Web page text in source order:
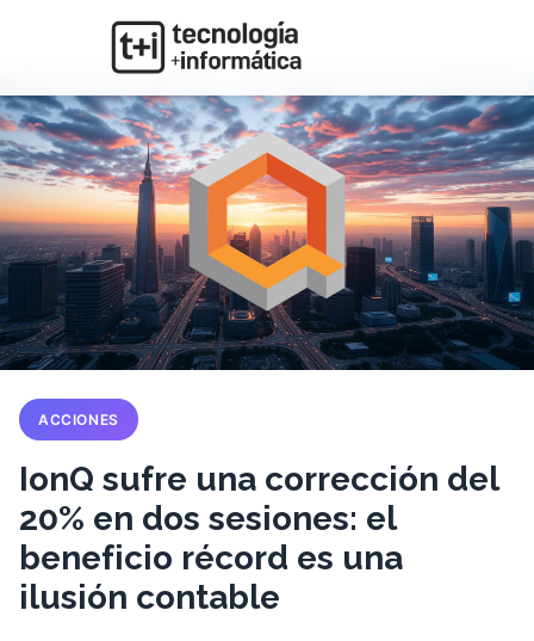
ACCIONES
IonQ sufre una corrección del
20% en dos sesiones: el
beneficio récord es una
ilusión contable